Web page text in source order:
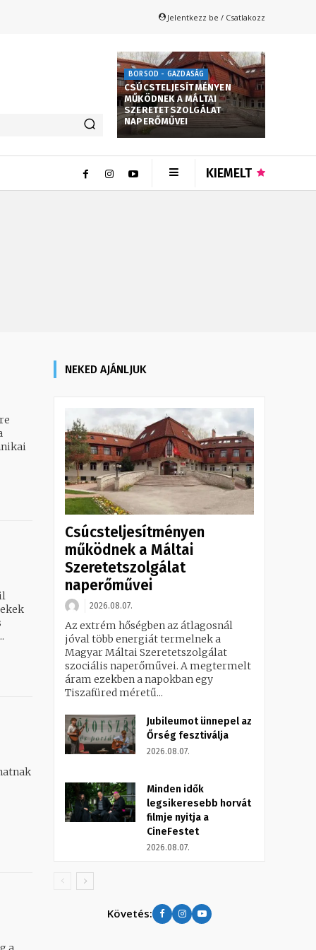
Jelentkezz be / Csatlakozz
BORSOD - GAZDASÁG
CSÚCSTELJESÍTMÉNYEN
MŰKÖDNEK A MÁLTAI
SZERETETSZOLGÁLAT
NAPERŐMŰVEI
KIEMELT
NEKED AJÁNLJUK
Csúcsteljesítményen
működnek a Máltai
Szeretetszolgálat
naperőművei
2026.08.07.
Az extrém hőségben az átlagosnál
jóval több energiát termelnek a
Magyar Máltai Szeretetszolgálat
szociális naperőművei. A megtermelt
áram ezekben a napokban egy
Tiszafüred méretű...
Jubileumot ünnepel az
Őrség fesztiválja
2026.08.07.
Minden idők
legsikeresebb horvát
filmje nyitja a
CineFestet
2026.08.07.
Követés: